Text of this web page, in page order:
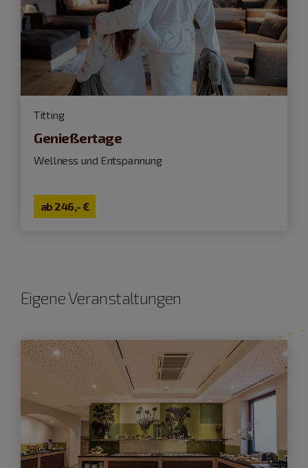
Titting
Genießertage
Wellness und Entspannung
ab 246,- €
Eigene Veranstaltungen